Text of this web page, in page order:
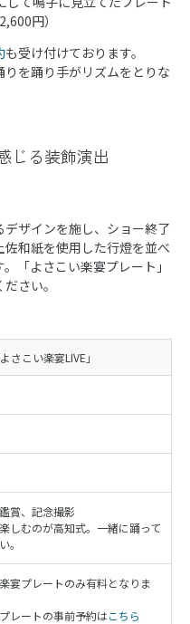
円）
も受け付けております。
を踊り手がリズムをとりな
じる装飾演出
ザインを施し、ショー終了
和紙を使用した行燈を並べ
「よさこい楽宴プレート」
さい。
さこい楽宴LIVE」
賞、記念撮影
しむのが高知式。一緒に踊って
。
宴プレートのみ有料となりま
レートの事前予約はこちら